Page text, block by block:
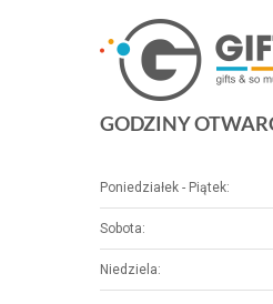
GODZINY
Poniedziałek - Piątek:
Sobota:
Niedziela: